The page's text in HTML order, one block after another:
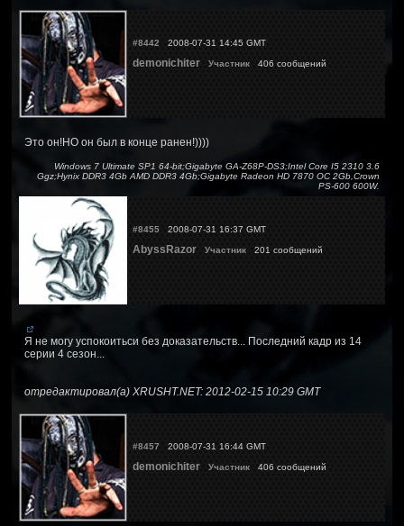
#8442 2008-07-31 14:45 GMT
demonichiter Участник 406 сообщений
Это он!НО он был в конце ранен!))))
Windows 7 Ultimate SP1 64-bit;Gigabyte GA-Z68P-DS3;Intel Core I5 2310 3.6
Ggz;Hynix DDR3 4Gb AMD DDR3 4Gb;Gigabyte Radeon HD 7870 OC 2Gb,Crown
PS-600 600W.
#8455 2008-07-31 16:37 GMT
AbyssRazor Участник 201 сообщений
Я не могу успокоитьси без доказательств... Последний кадр из 14
серии 4 сезон...
отредактировал(а) XRUSHT.NET: 2012-02-15 10:29 GMT
#8457 2008-07-31 16:44 GMT
demonichiter Участник 406 сообщений